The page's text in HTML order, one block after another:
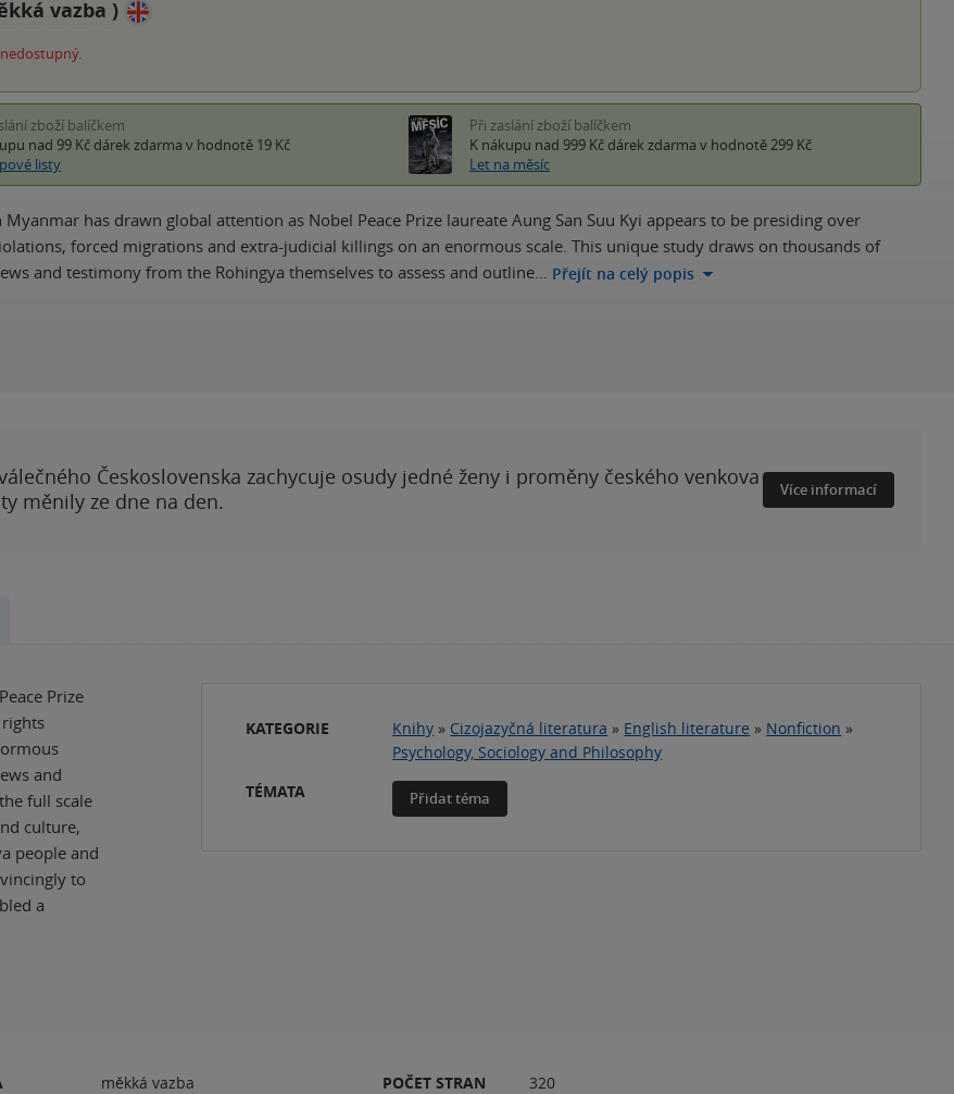
vazba )
zboží balíčkem
nad 99 Kč dárek zdarma v hodnotě 19 Kč
listy
Při zaslání zboží balíčkem
K nákupu nad 999 Kč dárek zdarma v hodnotě 299 Kč
Let na měsíc
Myanmar has drawn global attention as Nobel Peace Prize laureate Aung San Suu Kyi appears to be presiding over
forced migrations and extra-judicial killings on an enormous scale. This unique study draws on thousands of
and testimony from the Rohingya themselves to assess and outline… Přejít na celý popis
Československa zachycuje osudy jedné ženy i proměny českého venkova
měnily ze dne na den.
Více informací
Prize
and
full scale
culture,
people and
to
a
KATEGORIE Knihy » Cizojazyčná literatura » English literature » Nonfiction »
Psychology, Sociology and Philosophy
TÉMATA
Přidat téma
měkká vazba
POČET STRAN
320